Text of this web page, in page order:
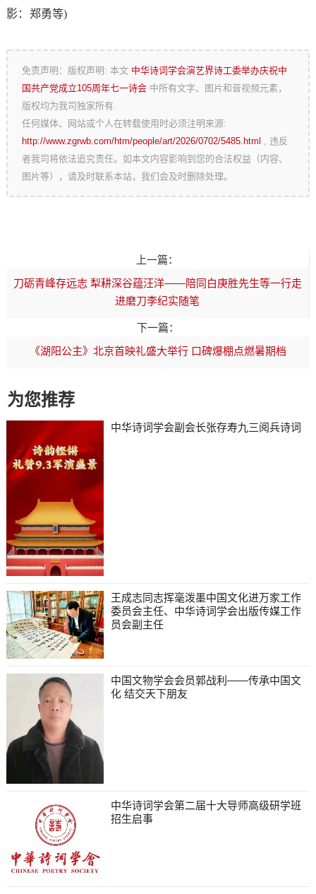
影：郑勇等)
免责声明：版权声明: 本文中华诗词学会演艺界诗工委举办庆祝中
国共产党成立105周年七一诗会 中所有文字、图片和音视频元素，
版权均为我司独家所有.
任何媒体、网站或个人在转载使用时必须注明来源:
http://www.zgrwb.com/htm/people/art/2026/0702/5485.html , 违反
者我司将依法追究责任。如本文内容影响到您的合法权益（内容、
图片等），请及时联系本站，我们会及时删除处理。
上一篇：
刀砺青峰存远志 犁耕深谷蕴汪洋——陪同白庚胜先生等一行走
进磨刀李纪实随笔
下一篇：
《湖阳公主》北京首映礼盛大举行 口碑爆棚点燃暑期档
为您推荐
中华诗词学会副会长张存寿九三阅兵诗词
王成志同志挥毫泼墨中国文化进万家工作
委员会主任、中华诗词学会出版传媒工作
员会副主任
中国文物学会会员郭战利——传承中国文
化 结交天下朋友
中华诗词学会第二届十大导师高级研学班
招生启事